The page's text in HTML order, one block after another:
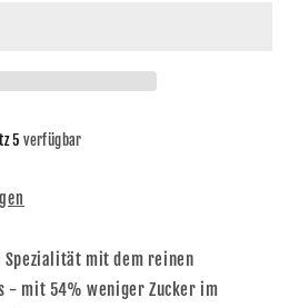
5 verfügbar
mit dem reinen
- mit 54% weniger Zucker im